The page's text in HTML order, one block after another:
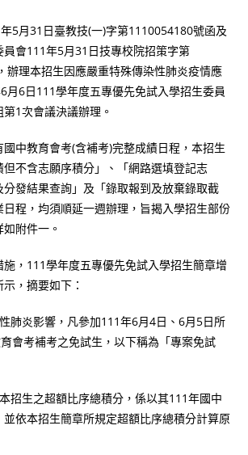
5月31日臺教技(一)字第1110054180號函及
會111年5月31日技專校院招策字第
辦理本招生因應嚴重特殊傳染性肺炎疫情應
月6日111學年度五專優先免試入學招生委員
1次會議決議辦理。
中教育會考(含補考)完整成績日程，本招生
不含志願序積分」、「網路選填登記志
發結果查詢」及「錄取報到及放棄錄取截
日程，均須順延一週辦理，旨揭入學招生部份
附件一。
，111學年度五專優先免試入學招生簡章增
，摘要如下：
肺炎影響，凡參加111年6月4日、6月5日所
會考補考之免試生，以下稱為「專案免試
招生之超額比序總積分，係以其111年國中
依本招生簡章所規定超額比序總積分計算原